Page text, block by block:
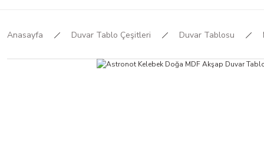
Anasayfa Duvar Tablo Çeşitleri Duvar Tablosu